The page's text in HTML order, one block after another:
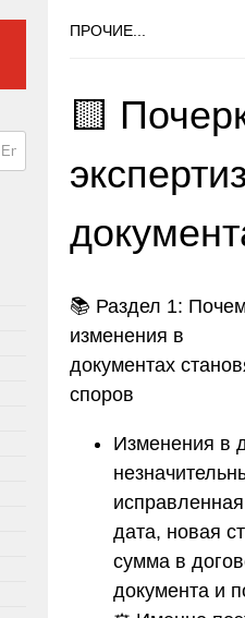
ПРОЧИЕ...
🟨
📚 Раздел 1:
изменения в
документах
споров
Изменения в
дата, новая
сумма в
документа и